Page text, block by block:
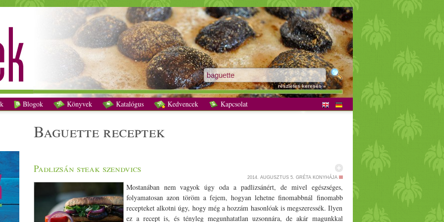
baguette receptek - Vegetáriánus receptek
részletes keresés »
Blogok Könyvek Katalógus Kedvencek Kapcsolat
baguette receptek
Padlizsán steak szendvics
2014. AUGUSZTUS 5. GRÉTA KONYHÁJA
Mostanában nem vagyok úgy oda a padlizsánért, de mivel egészséges,
folyamatosan azon töröm a fejem, hogyan lehetne finomabbnál finomabb
recepteket alkotni úgy, hogy még a hozzám hasonlóak is megszeressék. Ilyen
ez a recept is, és tényleg megunhatatlan uzsonnára, de akár magunkkal